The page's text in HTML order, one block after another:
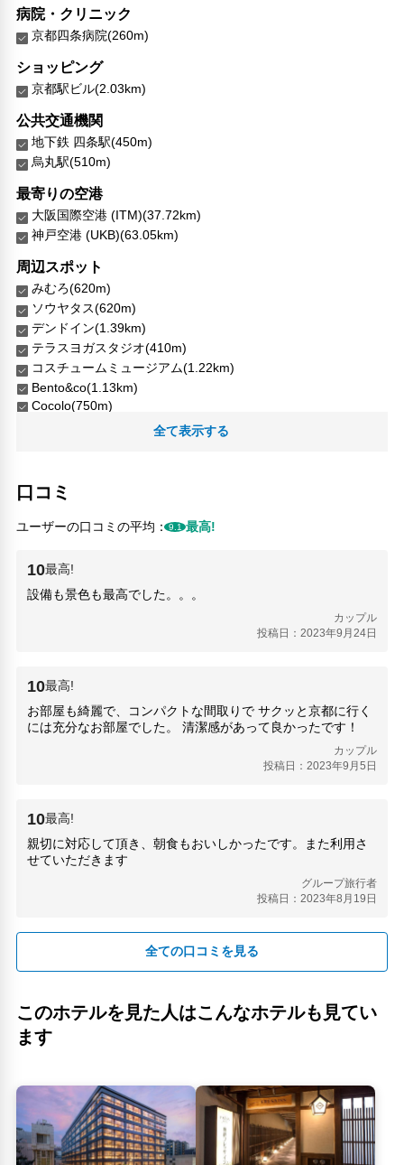
病院・クリニック
京都四条病院(260m)
ショッピング
京都駅ビル(2.03km)
公共交通機関
地下鉄 四条駅(450m)
烏丸駅(510m)
最寄りの空港
大阪国際空港 (ITM)(37.72km)
神戸空港 (UKB)(63.05km)
周辺スポット
みむろ(620m)
ソウヤタス(620m)
デンドイン(1.39km)
テラスヨガスタジオ(410m)
コスチュームミュージアム(1.22km)
Bento&co(1.13km)
Cocolo(750m)
Hashimoto Station(15.04km)
sumao(390m)
YWCAスリフトショップ(2.03km)
きもの京小町(620m)
京都シネマ(410m)
京都市役所前(1.44km)
トロッコ保津峡(10.23km)
元離宮二条城(1.15km)
四君子(70m)
さんび堂烏丸本店(360m)
旧前川邸(940m)
杉本ファミリーハウス(150m)
東福寺駅(2.86km)
温州ミカンのアト(670m)
烏丸御池(810m)
舞妓変身スタジオ夢館(1.01km)
西陣病院(3.53km)
錦小路通(650m)
全て表示する
口コミ
ユーザーの口コミの平均：9.1 最高!
10最高!
設備も景色も最高でした。。。
カップル
投稿日：2023年9月24日
10最高!
お部屋も綺麗で、コンパクトな間取りで サクッと京都に行く
には充分なお部屋でした。 清潔感があって良かったです！
カップル
投稿日：2023年9月5日
10最高!
親切に対応して頂き、朝食もおいしかったです。また利用さ
せていただきます
グループ旅行者
投稿日：2023年8月19日
全ての口コミを見る
このホテルを見た人はこんなホテルも見てい
ます